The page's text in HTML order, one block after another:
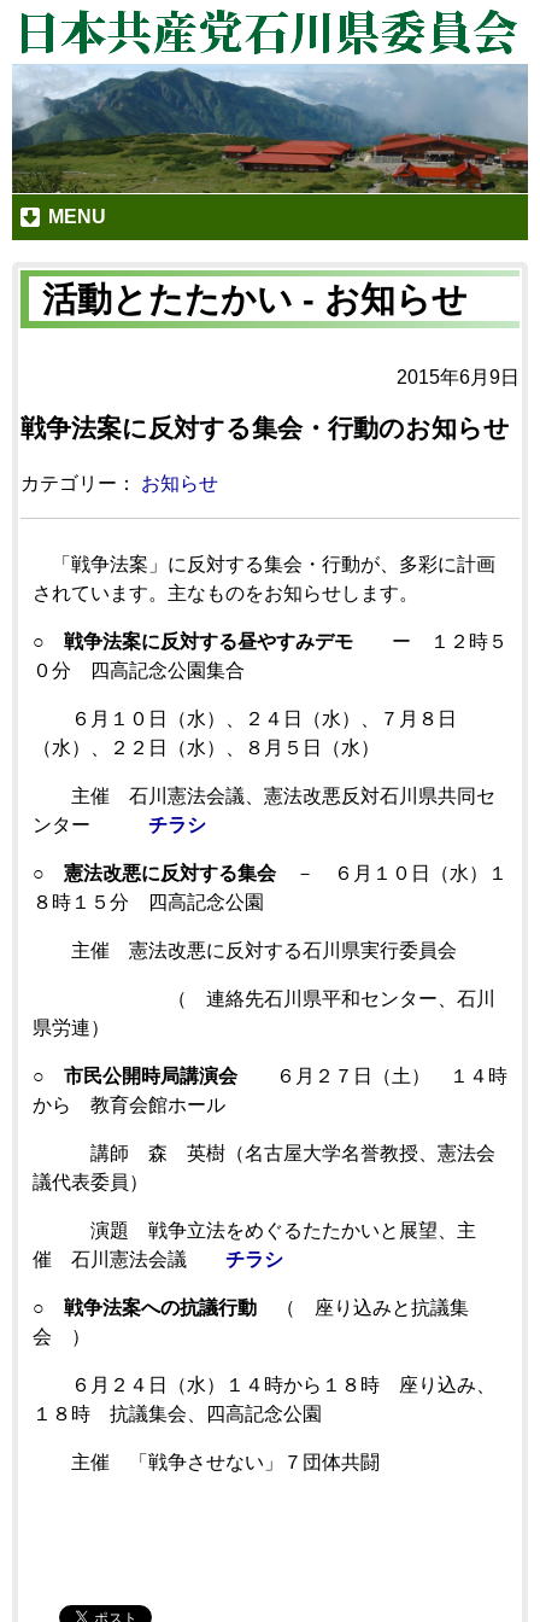
MENU
活動とたたかい - お知らせ
2015年6月9日
戦争法案に反対する集会・行動のお知らせ
カテゴリー： お知らせ
「戦争法案」に反対する集会・行動が、多彩に計画
されています。主なものをお知らせします。
○ 戦争法案に反対する昼やすみデモ ー １２時５
０分 四高記念公園集合
６月１０日（水）、２４日（水）、７月８日
（水）、２２日（水）、８月５日（水）
主催 石川憲法会議、憲法改悪反対石川県共同セ
ンター チラシ
○ 憲法改悪に反対する集会
－ ６月１０日（水）１
８時１５分 四高記念公園
主催 憲法改悪に反対する石川県実行委員会
（ 連絡先石川県平和センター、石川
県労連）
○ 市民公開時局講演会６月２７日（土） １４時
から 教育会館ホール
講師 森 英樹（名古屋大学名誉教授、憲法会
議代表委員）
演題 戦争立法をめぐるたたかいと展望、主
催 石川憲法会議 チラシ
○ 戦争法案への抗議行動
（ 座り込みと抗議集
会 ）
６月２４日（水）１４時から１８時 座り込み、
１８時 抗議集会、四高記念公園
主催 「戦争させない」７団体共闘